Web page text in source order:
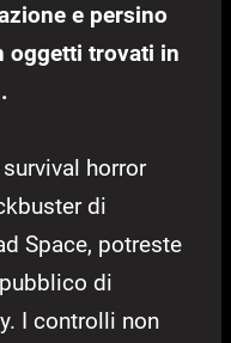
e persino
oggetti trovati in
horror
di
Space, potreste
di
I controlli non